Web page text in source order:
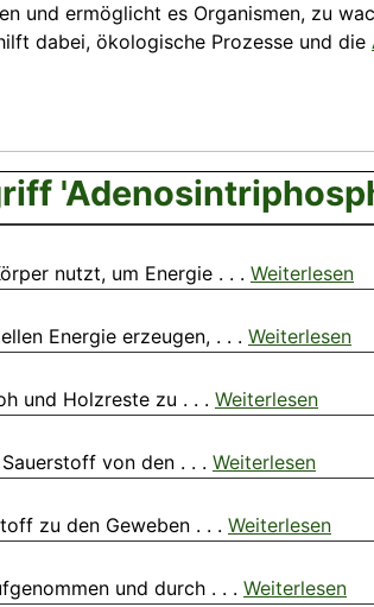
und ermöglicht es Organismen, zu
dabei, ökologische Prozesse und die
nutzt, um Energie . . . Weiterlesen
Energie erzeugen, . . . Weiterlesen
und Holzreste zu . . . Weiterlesen
von den . . . Weiterlesen
zu den Geweben . . . Weiterlesen
und durch . . . Weiterlesen